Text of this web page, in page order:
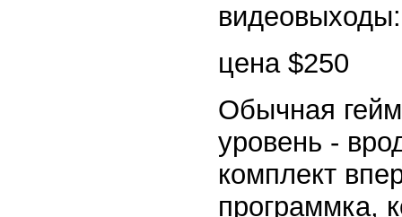
цена $250
Обычная
уровень -
комплект
программка,